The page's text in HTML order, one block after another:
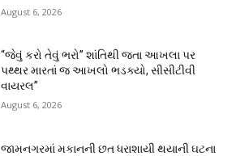
August 6, 2026
“જેવું કરો તેવું ભરો” શાંતિથી જતા આખલા પર
પથ્થર મારતાં જ આખલો ભડક્યો, સીસીટીવી
વાયરલ”
August 6, 2026
જામનગરમાં મકાનની છત ધરાશાયી થયાની ઘટના